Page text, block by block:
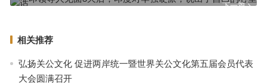
下一篇
相关推荐
弘扬关公文化 促进两岸统一暨世界关公文化第五届会员代表
大会圆满召开